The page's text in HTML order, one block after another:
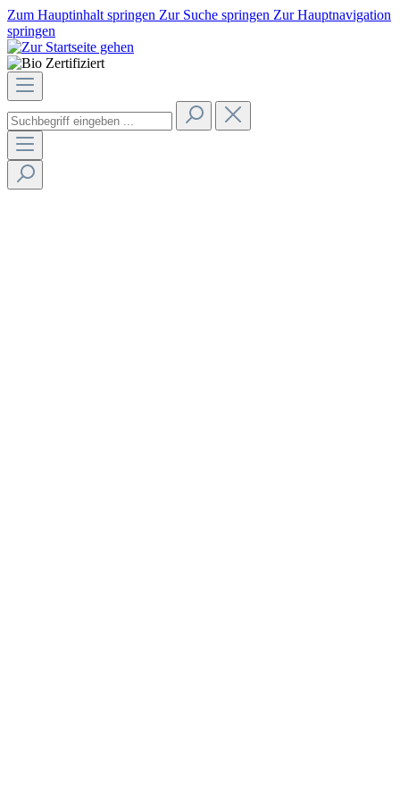
Zum Hauptinhalt springen Zur Suche springen Zur Hauptnavigation
springen